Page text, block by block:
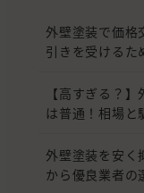
外壁塗装で価格
引きを受けるた
【高すぎる？
は普通！相場と
外壁塗装を安く
から優良業者の